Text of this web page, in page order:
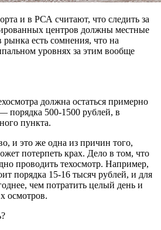
и в РСА считают, что следить за
центров должны местные
рынка есть сомнения, что на
уровнях за этим вообще
должна остаться примерно
порядка 500-1500 рублей, в
пункта.
и это же одна из причин того,
потерпеть крах. Дело в том, что
проводить техосмотр. Например,
порядка 15-16 тысяч рублей, и для
чем потратить целый день и
осмотров.